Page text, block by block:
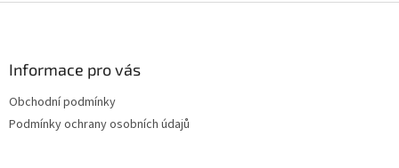
Informace pro vás
Obchodní podmínky
Podmínky ochrany osobních údajů